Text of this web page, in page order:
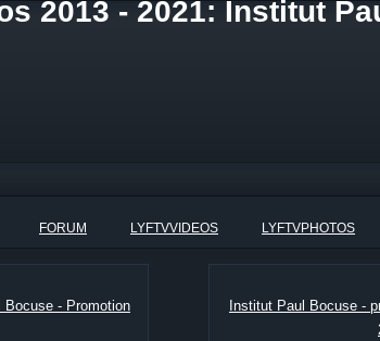
2013 - 2021: Institut
FORUM LYFTVVIDEOS LYFTVPHOTOS
Bocuse - Promotion
Institut Paul Bocuse -